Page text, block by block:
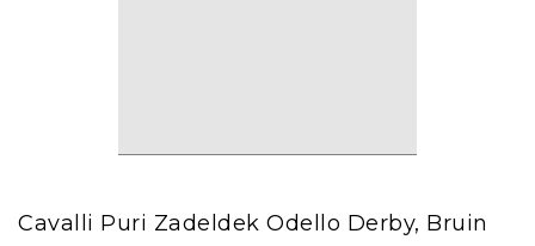
Cavalli Puri Zadeldek Odello Derby, Bruin